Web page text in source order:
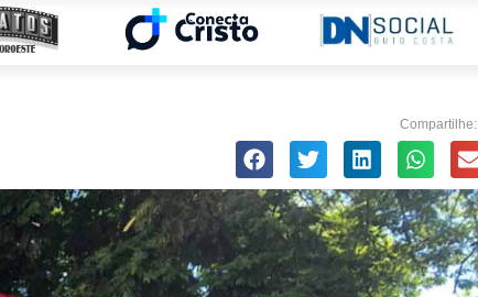
Compartilhe: